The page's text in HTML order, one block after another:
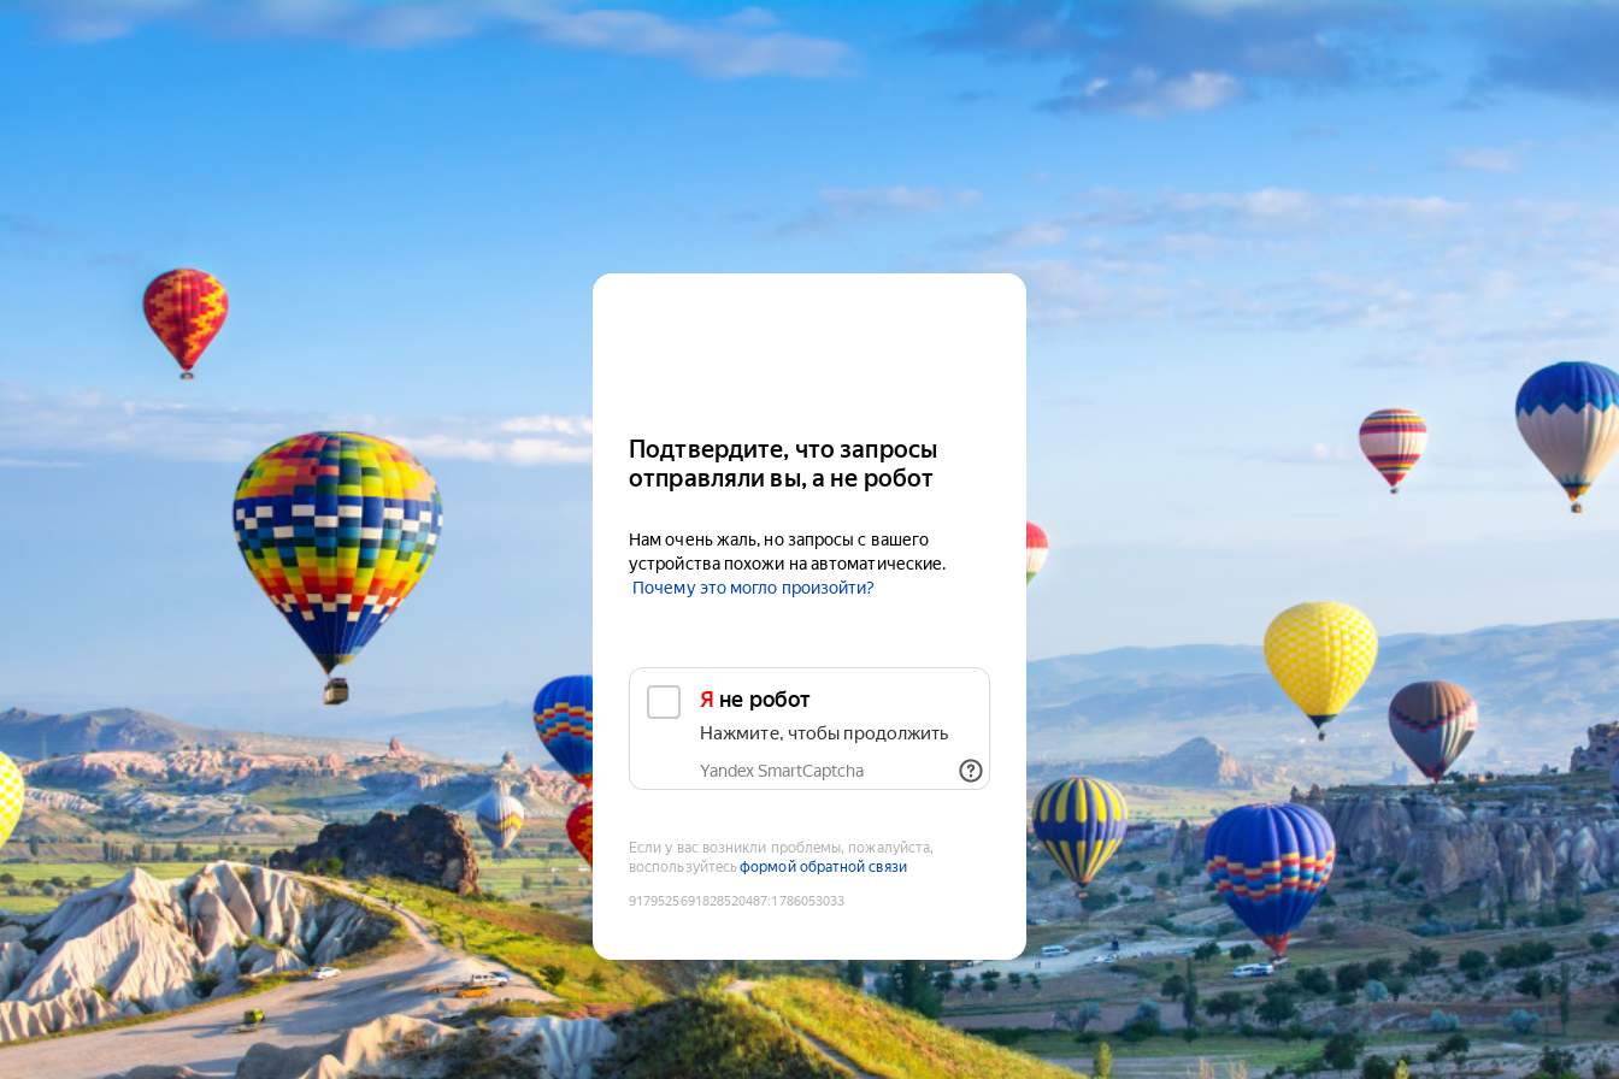
Подтвердите, что запросы
отправляли вы, а не робот
Нам очень жаль, но запросы с вашего
устройства похожи на автоматические.
Почему это могло произойти?
Я не робот
Нажмите, чтобы продолжить
Yandex SmartCaptcha
Если у вас возникли проблемы, пожалуйста,
воспользуйтесьформой обратной связи
9179525691828520487:1786053033